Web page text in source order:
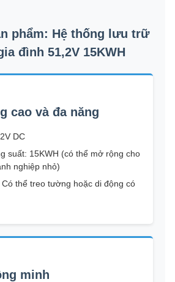
phẩm: Hệ thống lưu trữ
đình 51,2V 15KWH
cao và đa năng
DC
suất: 15KWH (có thể mở rộng cho
nghiệp nhỏ)
thể treo tường hoặc di động có
minh